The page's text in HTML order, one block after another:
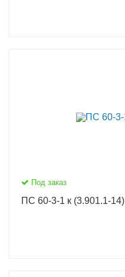
Под заказ
ПС 60-3-1 к (3.901.1-14)